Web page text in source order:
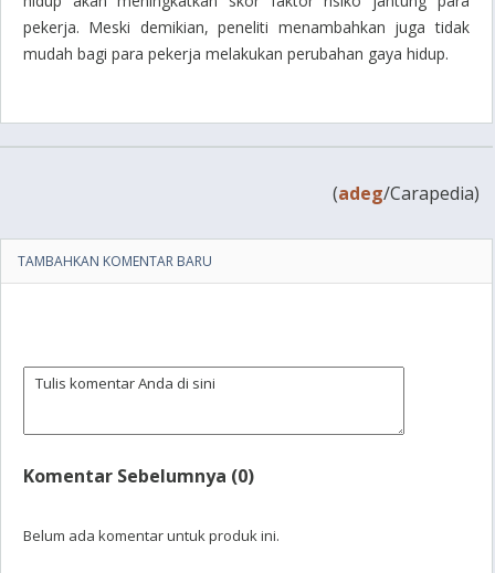
pekerja. Meski demikian, peneliti menambahkan juga tidak
mudah bagi para pekerja melakukan perubahan gaya hidup.
(adeg/Carapedia)
TAMBAHKAN KOMENTAR BARU
Komentar Sebelumnya (0)
Belum ada komentar untuk produk ini.